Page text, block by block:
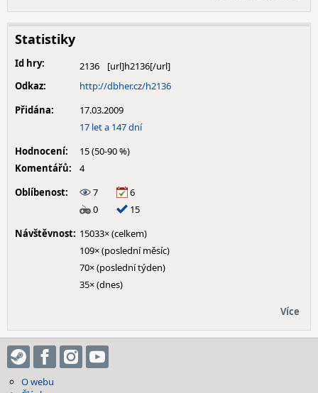
Statistiky
Id hry:
2136
Odkaz:
http://dbher.cz/h2136
Přidána:
17.03.2009
17 let a 147 dní
Hodnocení:
15 (50-90 %)
Komentářů:
4
Oblíbenost:
7
6
0
15
Návštěvnost: 15033× (celkem)
109× (poslední měsíc)
70× (poslední týden)
35× (dnes)
Více
O webu